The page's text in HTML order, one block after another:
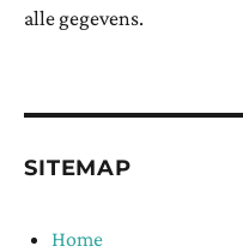
alle gegevens.
SITEMAP
Home